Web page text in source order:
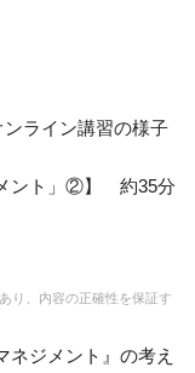
ライン講習の様子
ント」②】 約35分
り、内容の正確性を保証す
ネジメント』の考え